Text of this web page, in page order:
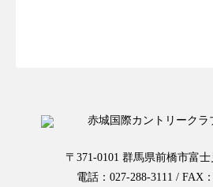
〒371-0101 群馬県前橋市富
電話：027-288-3111 / FAX